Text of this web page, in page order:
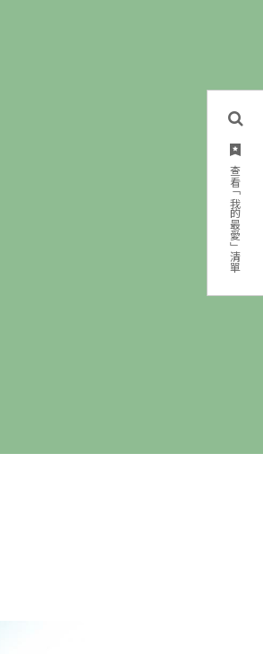
查看「我的最愛」清單